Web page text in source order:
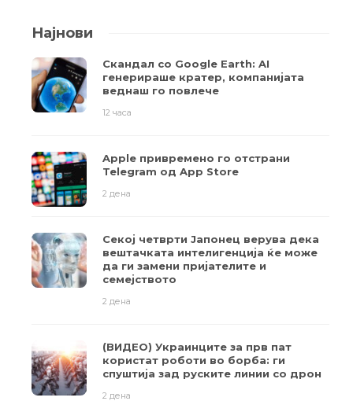
Најнови
Скандал со Google Earth: AI
генерираше кратер, компанијата
веднаш го повлече
12 часа
Apple привремено го отстрани
Telegram од App Store
2 дена
Секој четврти Јапонец верува дека
вештачката интелигенција ќе може
да ги замени пријателите и
семејството
2 дена
(ВИДЕО) Украинците за прв пат
користат роботи во борба: ги
спуштија зад руските линии со дрон
2 дена